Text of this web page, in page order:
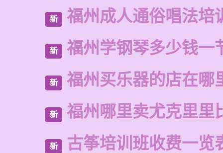
新 福州成人通俗唱法培
新 福州学钢琴多少钱一
新 福州买乐器的店在哪
新 福州哪里卖尤克里里
新 古筝培训班收费一览